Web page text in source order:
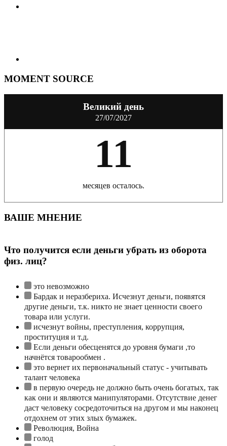
MOMENT SOURCE
Великий день
27/07/2027
11
месяцев осталось.
ВАШЕ МНЕНИЕ
Что получится если деньги убрать из оборота
физ. лиц?
это невозможно
Бардак и неразбериха. Исчезнут деньги, появятся
другие деньги, т.к. никто не знает ценности своего
товара или услуги.
исчезнут войны, преступления, коррупция,
проституция и т.д.
Если деньги обесценятся до уровня бумаги ,то
начнётся товарообмен .
это вернет их первоначальный статус - учитывать
талант человека
в первую очередь не должно быть очень богатых, так
как они и являются манипуляторами. Отсутствие денег
даст человеку сосредоточиться на другом и мы наконец
отдохнем от этих злых бумажек.
Революция, Война
голод